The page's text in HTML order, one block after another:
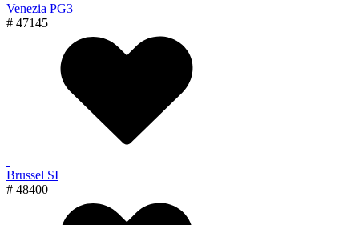
Venezia PG3
# 47145
Brussel SI
# 48400